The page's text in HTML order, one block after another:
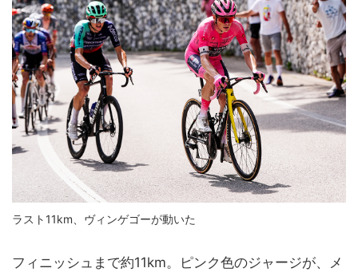
ラスト11km、ヴィンゲゴーが動いた
フィニッシュまで約11km。ピンク色のジャージが、メ